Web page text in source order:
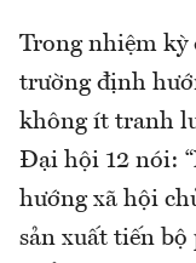
Trong nhiệm
trường định
không ít tranh
Đại hội 12 nói:
hướng xã hội
sản xuất tiến